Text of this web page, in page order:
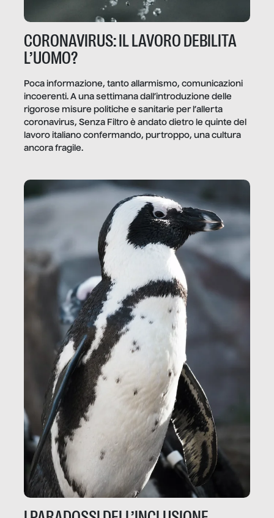
CORONAVIRUS: IL LAVORO DEBILITA
L’UOMO?
Poca informazione, tanto allarmismo, comunicazioni
incoerenti. A una settimana dall’introduzione delle
rigorose misure politiche e sanitarie per l’allerta
coronavirus, Senza Filtro è andato dietro le quinte del
lavoro italiano confermando, purtroppo, una cultura
ancora fragile.